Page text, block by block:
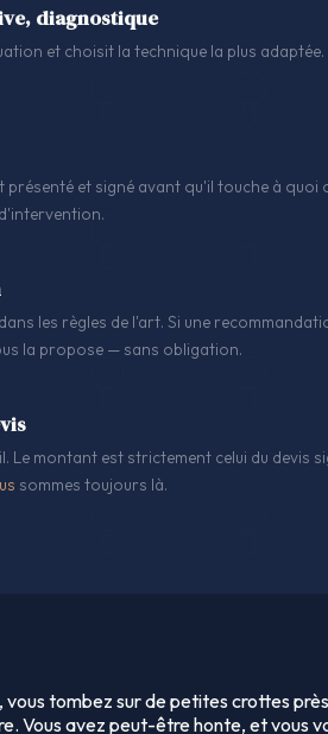
diagnostique
et choisit la technique la plus
présenté et signé avant qu'il touche à quoi
les règles de l'art. Si une
la propose — sans obligation.
Le montant est strictement celui du devis
sommes toujours là.
tombez sur de petites crottes
Vous avez peut-être honte, et vous